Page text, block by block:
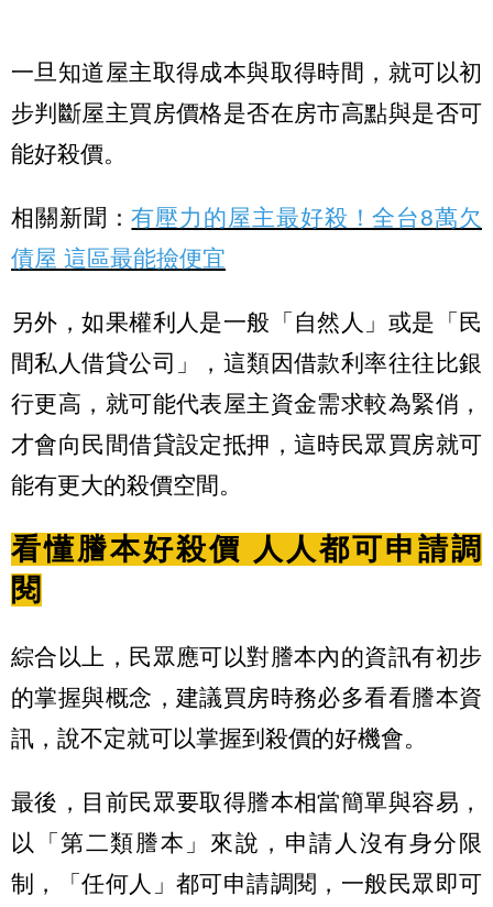
一旦知道屋主取得成本與取得時間，就可以初
步判斷屋主買房價格是否在房市高點與是否可
能好殺價。
相關新聞：有壓力的屋主最好殺！全台8萬欠
債屋 這區最能撿便宜
另外，如果權利人是一般「自然人」或是「民
間私人借貸公司」，這類因借款利率往往比銀
行更高，就可能代表屋主資金需求較為緊俏，
才會向民間借貸設定抵押，這時民眾買房就可
能有更大的殺價空間。
看懂謄本好殺價 人人都可申請調
閱
綜合以上，民眾應可以對謄本內的資訊有初步
的掌握與概念，建議買房時務必多看看謄本資
訊，說不定就可以掌握到殺價的好機會。
最後，目前民眾要取得謄本相當簡單與容易，
以「第二類謄本」來說，申請人沒有身分限
制，「任何人」都可申請調閱，一般民眾即可